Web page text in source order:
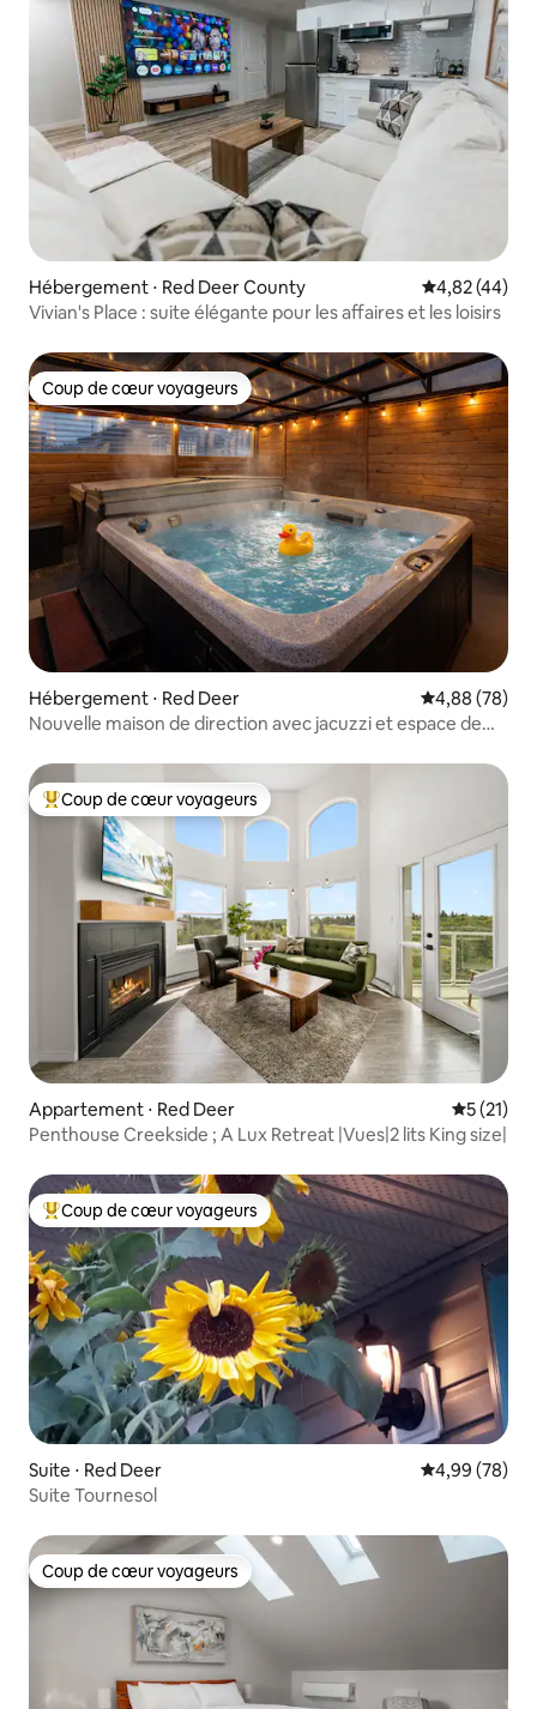
Hébergement ⋅ Red Deer County Évaluation
4,82 (44)
Vivian's Place : suite élégante pour les affaires et les loisirs
Coup de cœur voyageurs
Coup de cœur voyageurs
Hébergement ⋅ Red Deer Évaluation
4,88 (78)
Nouvelle maison de direction avec jacuzzi et espace de
Coups de cœur voyageurs les plus appréciés
Coup de cœur voyageurs
Appartement ⋅ Red Deer
5 (21)
Penthouse Creekside ; A Lux Retreat |Vues|2 lits King size|
Coups de cœur voyageurs les plus appréciés
Coup de cœur voyageurs
Suite ⋅ Red Deer Évaluation
4,99 (78)
Suite Tournesol
Coup de cœur voyageurs
Coup de cœur voyageurs